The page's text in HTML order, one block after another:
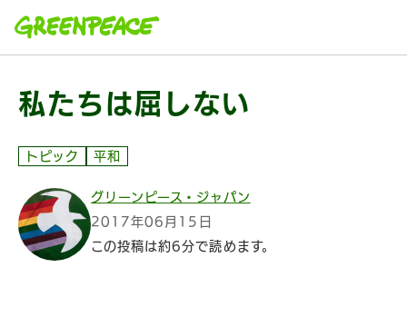
私たちは屈しない
トピック 平和
グリーンピース・ジャパン
2017年06月15日
この投稿は約6分で読めます。